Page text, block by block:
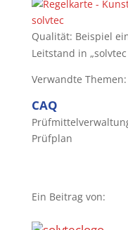
Qualität: Beispiel
Leitstand in „solvtec
Verwandte Themen:
CAQ
Prüfplan
Ein Beitrag von: